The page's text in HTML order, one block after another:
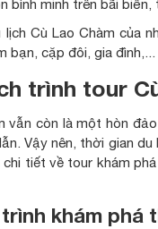
bình minh trên bãi
lịch Cù Lao Chàm của
bạn, cặp đôi, gia
trình tour
vẫn còn là một hòn
Vậy nên, thời gian
tiết về tour khám
khám phá